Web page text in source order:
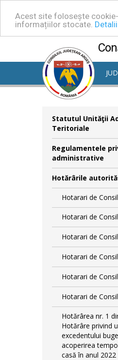
Acest site folosește
informațiilor stocate. Detalii
Statutul Unităţii
Teritoriale
Regulamentele
administrative
Hotărârile
Hotarari de
Hotarari de
Hotarari de
Hotarari de
Hotarari de
Hotarari de
Hotărârea nr. 1
Hotărâre privind
excedentului
acoperirea
casă în anul 2022